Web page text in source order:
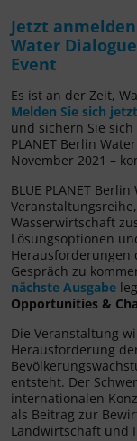
Jetzt
Water
Event
Es ist an der Zeit,
Melden Sie sich
und sichern Sie
PLANET Berlin
November 2021 –
BLUE PLANET
Wasserwirtschaft
Lösungsoptionen
Herausforderungen
Gespräch zu
nächste Ausgabe
Opportunities &
Die Veranstaltung
Herausforderung
entsteht. Der
internationalen
als Beitrag zur
Landwirtschaft und